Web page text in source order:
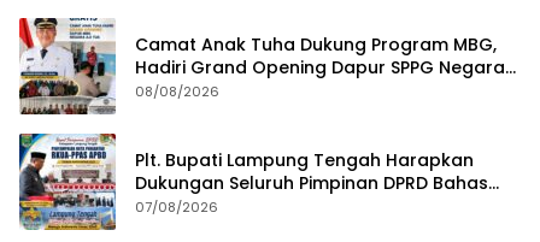
Camat Anak Tuha Dukung Program MBG,
Hadiri Grand Opening Dapur SPPG Negara
Aji Tua Lampung Tengah
08/08/2026
Plt. Bupati Lampung Tengah Harapkan
Dukungan Seluruh Pimpinan DPRD Bahas
RKUA-PPAS APBD Tahun 2027
07/08/2026